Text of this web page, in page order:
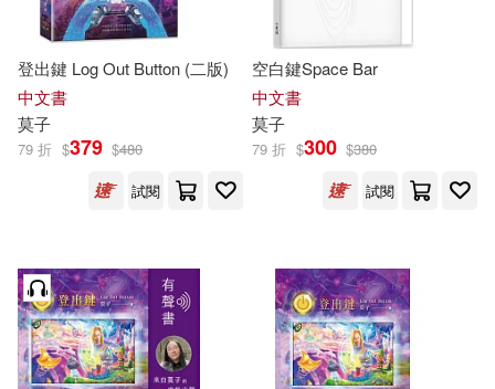
家居生活(7) 設計文具(2)
休閒生活(2) 婦幼生活(10)
餐廚生活(4) 鞋包配件(13)
電子書(493)
作者 (可複選)
莫辰(25) 三好輝(17)
竹內良輔(16) 柯南‧道爾(14)
詹冰(10) 友麻碧(9)
田島美美(9)
出版社 (可複選)
台灣角川(33) 東立(33)
登出鍵 Log Out Button (二版)
中文書
莫子
79 折 $379 $480
試閱
空白鍵Space Bar
中文書
莫子
79 折 $300 $380
試閱